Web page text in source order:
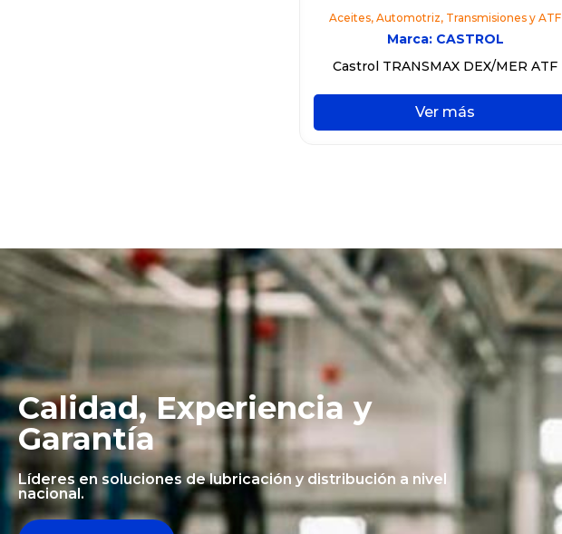
Aceites,Automotriz, Transmisiones y ATF
Marca: CASTROL
Castrol TRANSMAX DEX/MER ATF
Ver más
Calidad, Experiencia y
Garantía
Líderes en soluciones de lubricación y distribución a nivel
nacional.